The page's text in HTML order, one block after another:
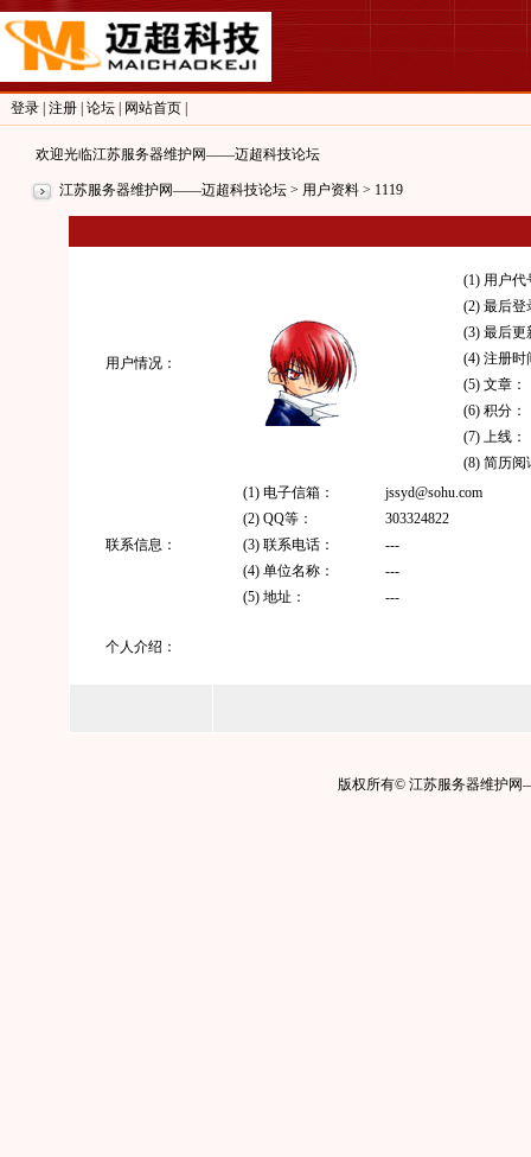
登录 注册 论坛 网站首页
欢迎光临江苏服务器维护网——迈超科技论坛
江苏服务器维护网——迈超科技论坛 > 用户资料 > 1119
用户情况：
(1) 用户代
(2) 最后登
(3) 最后更
(4) 注册时
(5) 文章：
(6) 积分：
(7) 上线：
(8) 简历阅
联系信息：
(1) 电子信箱：
jssyd@sohu.com
(2) QQ等：
303324822
(3) 联系电话：
---
(4) 单位名称：
---
(5) 地址：
---
个人介绍：
版权所有© 江苏服务器维护